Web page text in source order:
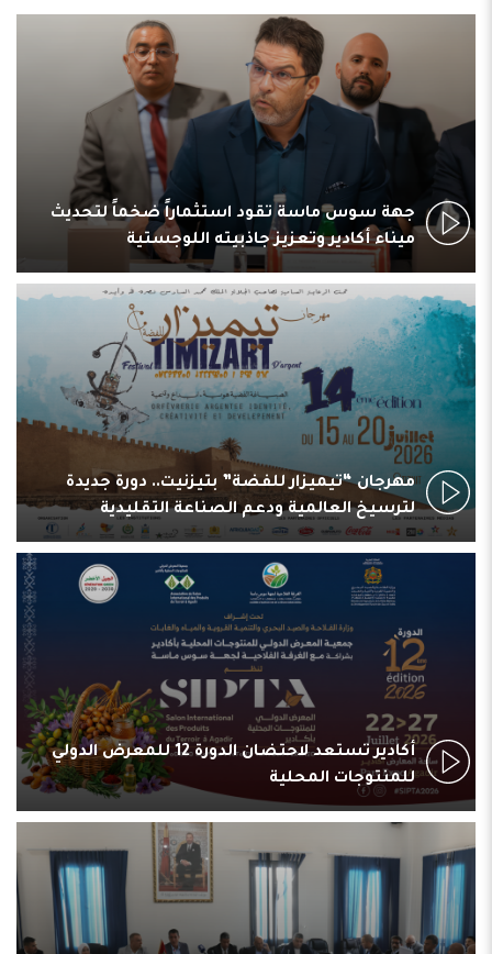
جهة سوس ماسة تقود استثماراً ضخماً لتحديث
ميناء أكادير وتعزيز جاذبيته اللوجستية
مهرجان “تيميزار للفضة” بتيزنيت.. دورة جديدة
لترسيخ العالمية ودعم الصناعة التقليدية
أكادير تستعد لاحتضان الدورة 12 للمعرض الدولي
للمنتوجات المحلية